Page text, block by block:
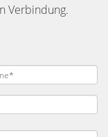
Verbindung.